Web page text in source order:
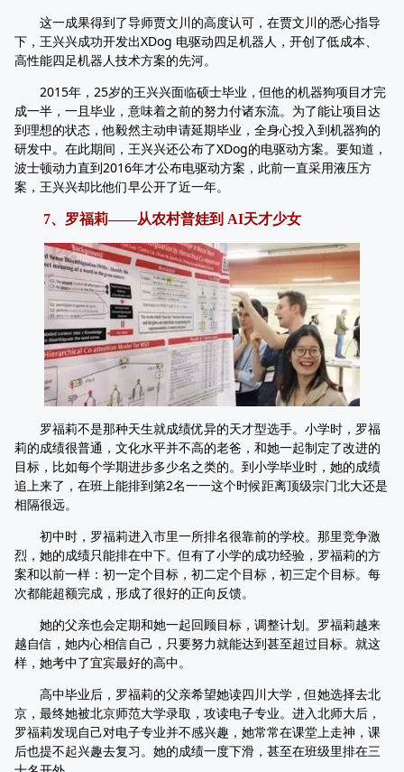
这一成果得到了导师贾文川的高度认可，在贾文川的悉心指导
下，王兴兴成功开发出XDog 电驱动四足机器人，开创了低成本、
高性能四足机器人技术方案的先河。
2015年，25岁的王兴兴面临硕士毕业，但他的机器狗项目才完
成一半，一且毕业，意味着之前的努力付诸东流。为了能让项目达
到理想的状态，他毅然主动申请延期毕业，全身心投入到机器狗的
研发中。在此期间，王兴兴还公布了XDog的电驱动方案。要知道，
波士顿动力直到2016年才公布电驱动方案，此前一直采用液压方
案，王兴兴却比他们早公开了近一年。
7、罗福莉——从农村普娃到 AI天才少女
罗福莉不是那种天生就成绩优异的天才型选手。小学时，罗福
莉的成绩很普通，文化水平并不高的老爸，和她一起制定了改进的
目标，比如每个学期进步多少名之类的。到小学毕业时，她的成绩
追上来了，在班上能排到第2名一一这个时候距离顶级宗门北大还是
相隔很远。
初中时，罗福莉进入市里一所排名很靠前的学校。那里竞争激
烈，她的成绩只能排在中下。但有了小学的成功经验，罗福莉的方
案和以前一样：初一定个目标，初二定个目标，初三定个目标。每
次都能超额完成，形成了很好的正向反馈。
她的父亲也会定期和她一起回顾目标，调整计划。罗福莉越来
越自信，她内心相信自己，只要努力就能达到甚至超过目标。就这
样，她考中了宜宾最好的高中。
高中毕业后，罗福莉的父亲希望她读四川大学，但她选择去北
京，最终她被北京师范大学录取，攻读电子专业。进入北师大后，
罗福莉发现自己对电子专业并不感兴趣，她常常在课堂上走神，课
后也提不起兴趣去复习。她的成绩一度下滑，甚至在班级里排在三